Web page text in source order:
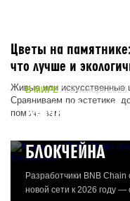
Цветы на
что лучше и
Живые или искусственные
Сравниваем по эстетике,
помочь вам
В МИРЕ/ 23 ноябрь 2025
КОМАНДА BNB
БЛОКЧЕЙНА
Разработчики BNB
новой сети к 2026 году —